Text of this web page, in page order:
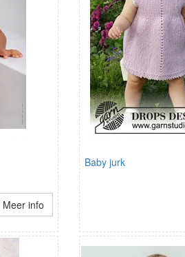
Meer info
Baby jurk